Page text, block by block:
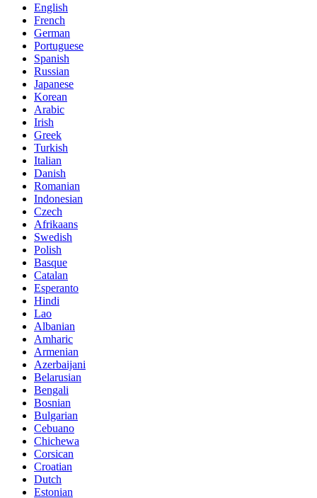
English
French
German
Portuguese
Spanish
Russian
Japanese
Korean
Arabic
Irish
Greek
Turkish
Italian
Danish
Romanian
Indonesian
Czech
Afrikaans
Swedish
Polish
Basque
Catalan
Esperanto
Hindi
Lao
Albanian
Amharic
Armenian
Azerbaijani
Belarusian
Bengali
Bosnian
Bulgarian
Cebuano
Chichewa
Corsican
Croatian
Dutch
Estonian